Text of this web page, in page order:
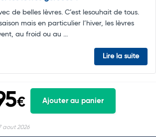
de belles lèvres. C’est lesouhait de tous.
mais en particulier l’hiver, les lèvres
au froid ou au ...
Lire la suite
€ Ajouter au panier
aout 2026